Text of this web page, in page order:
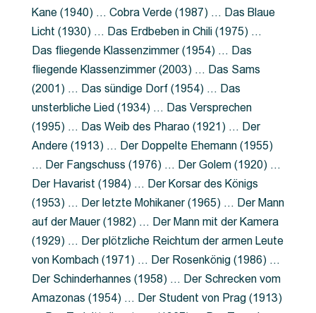
Kane (1940) … Cobra Verde (1987) … Das Blaue
Licht (1930) … Das Erdbeben in Chili (1975) …
Das fliegende Klassenzimmer (1954) … Das
fliegende Klassenzimmer (2003) … Das Sams
(2001) … Das sündige Dorf (1954) … Das
unsterbliche Lied (1934) … Das Versprechen
(1995) … Das Weib des Pharao (1921) … Der
Andere (1913) … Der Doppelte Ehemann (1955)
… Der Fangschuss (1976) … Der Golem (1920) …
Der Havarist (1984) … Der Korsar des Königs
(1953) … Der letzte Mohikaner (1965) … Der Mann
auf der Mauer (1982) … Der Mann mit der Kamera
(1929) … Der plötzliche Reichtum der armen Leute
von Kombach (1971) … Der Rosenkönig (1986) …
Der Schinderhannes (1958) … Der Schrecken vom
Amazonas (1954) … Der Student von Prag (1913)